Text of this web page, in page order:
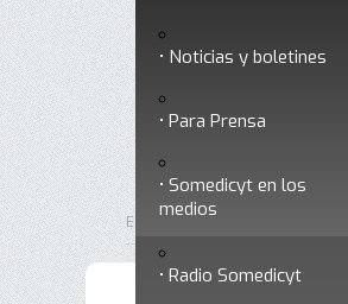
Ciencia y Tecnología
Nuestra ciencia
responde
Radio Somedicyt
Noticias y boletines
Para Prensa
Somedicyt en los
medios
Está aquí: Inicio